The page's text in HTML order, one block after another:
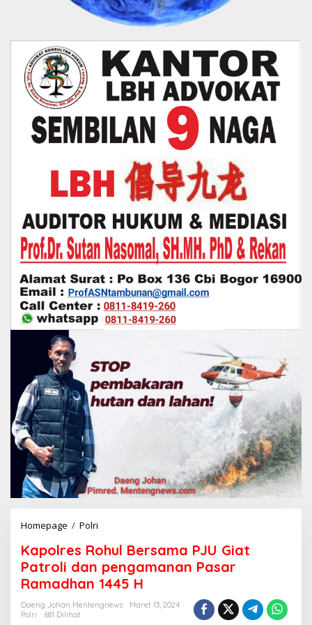
Homepage / Polri
p
o
e
s
Kapolres Rohul Bersama PJU Giat
Patroli dan pengamanan Pasar
Ramadhan 1445 H
Daeng Johan Mentengnews
Maret 13, 2024
Polri
681 Dilihat